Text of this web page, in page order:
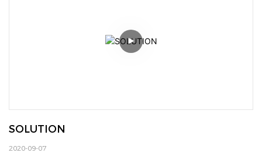
SOLUTION
2020-09-07